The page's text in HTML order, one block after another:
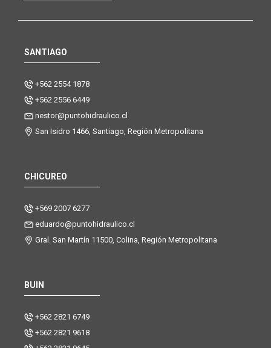
SANTIAGO
+562 2554 1878
+562 2556 6449
nestor@puntohidraulico.cl
San Isidro 1466, Santiago, Región Metropolitana
CHICUREO
+569 2007 6277
eduardo@puntohidraulico.cl
Gral. San Martín 11500, Colina, Región Metropolitana
BUIN
+562 2821 6749
+562 2821 9618